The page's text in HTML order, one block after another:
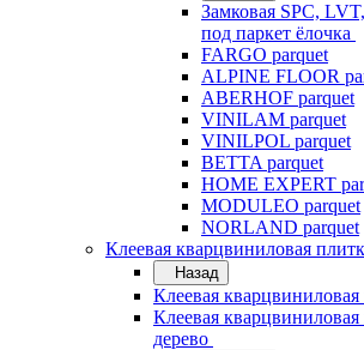
Замковая SPC,
под паркет ёлочка
FARGO parquet
ALPINE FLOOR
ABERHOF parquet
VINILAM parquet
VINILPOL parquet
BETTA parquet
HOME EXPERT
MODULEO parquet
NORLAND parquet
Клеевая кварцвиниловая
Назад
Клеевая
Клеевая
дерево